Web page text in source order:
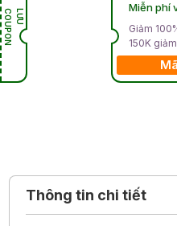
L
Ư
U
C
O
U
P
O
N
Miễn phí
Giảm
150K
Thông tin chi tiết